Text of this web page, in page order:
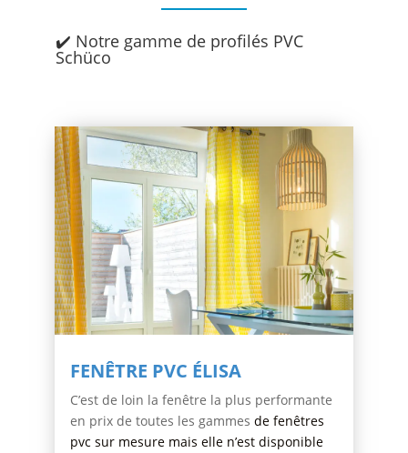
✔️ Notre gamme de profilés PVC
Schüco
FENÊTRE PVC ÉLISA
C’est de loin la fenêtre la plus performante
en prix de toutes les gammes de fenêtres
pvc sur mesure mais elle n’est disponible